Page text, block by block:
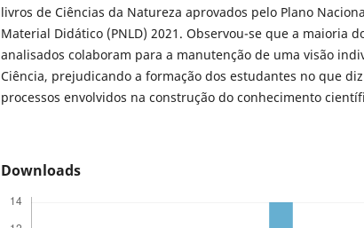
livros de Ciências da Natureza aprovados pelo Plano
Material Didático (PNLD) 2021. Observou-se que a maioria
analisados colaboram para a manutenção de uma visão
Ciência, prejudicando a formação dos estudantes no que
processos envolvidos na construção do conhecimento
Downloads